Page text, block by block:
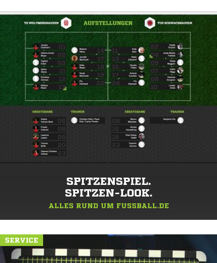
SPITZENSPIEL.
SPITZEN-LOOK.
ALLES RUND UM FUSSBALL.DE
SERVICE